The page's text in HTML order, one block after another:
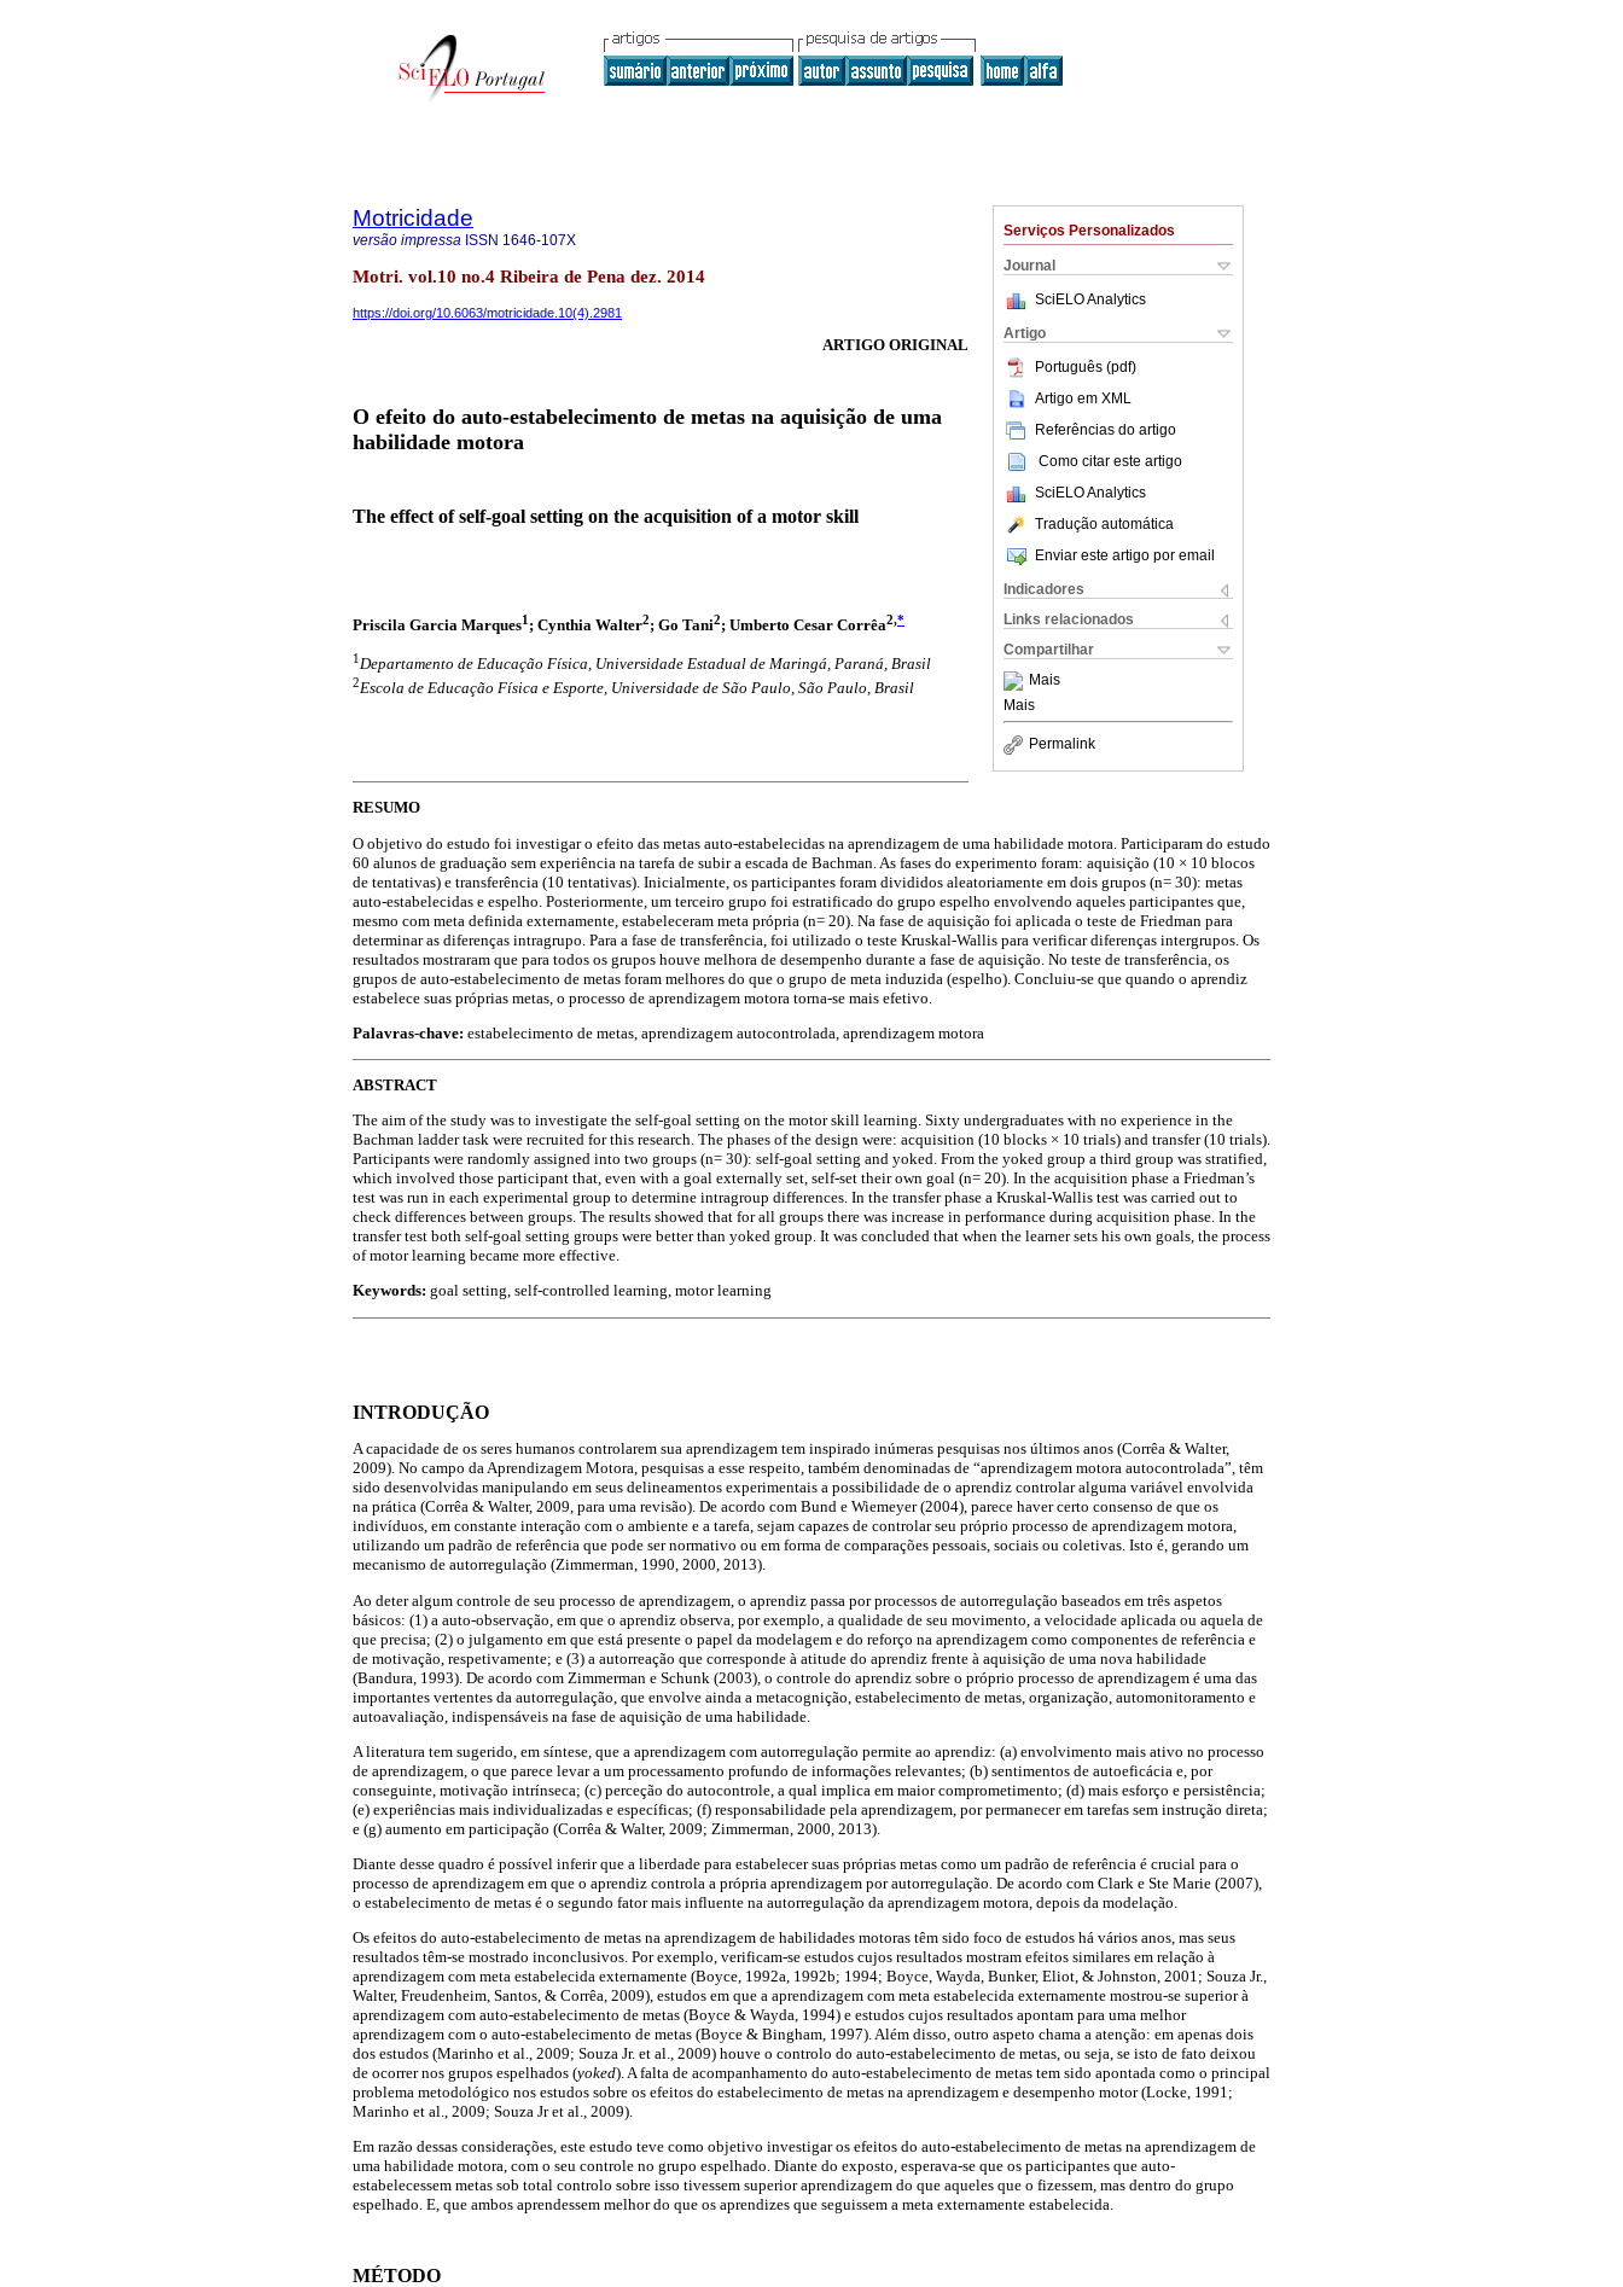
Serviços Personalizados
Journal
SciELO Analytics
Artigo
Português (pdf)
Artigo em XML
Referências do artigo
Como citar este artigo
SciELO Analytics
Tradução automática
Enviar este artigo por email
Indicadores
Links relacionados
Compartilhar
Mais
Mais
Permalink
Motricidade
versão impressa ISSN 1646-107X
Motri. vol.10 no.4 Ribeira de Pena dez. 2014
https://doi.org/10.6063/motricidade.10(4).2981
ARTIGO ORIGINAL
O efeito do auto-estabelecimento de metas na aquisição de uma
habilidade motora
The effect of self-goal setting on the acquisition of a motor skill
Priscila Garcia Marques1 ; Cynthia Walter2; Go Tani2; Umberto Cesar Corrêa2,*
1Departamento de Educação Física, Universidade Estadual de Maringá, Paraná, Brasil
2Escola de Educação Física e Esporte, Universidade de São Paulo, São Paulo, Brasil
RESUMO
O objetivo do estudo foi investigar o efeito das metas auto-estabelecidas na aprendizagem de uma habilidade motora. Participaram do estudo
60 alunos de graduação sem experiência na tarefa de subir a escada de Bachman. As fases do experimento foram: aquisição (10 × 10 blocos
de tentativas) e transferência (10 tentativas). Inicialmente, os participantes foram divididos aleatoriamente em dois grupos (n= 30): metas
auto-estabelecidas e espelho. Posteriormente, um terceiro grupo foi estratificado do grupo espelho envolvendo aqueles participantes que,
mesmo com meta definida externamente, estabeleceram meta própria (n= 20). Na fase de aquisição foi aplicada o teste de Friedman para
determinar as diferenças intragrupo. Para a fase de transferência, foi utilizado o teste Kruskal-Wallis para verificar diferenças intergrupos. Os
resultados mostraram que para todos os grupos houve melhora de desempenho durante a fase de aquisição. No teste de transferência, os
grupos de auto-estabelecimento de metas foram melhores do que o grupo de meta induzida (espelho). Concluiu-se que quando o aprendiz
estabelece suas próprias metas, o processo de aprendizagem motora torna-se mais efetivo.
Palavras-chave: estabelecimento de metas, aprendizagem autocontrolada, aprendizagem motora
ABSTRACT
The aim of the study was to investigate the self-goal setting on the motor skill learning. Sixty undergraduates with no experience in the
Bachman ladder task were recruited for this research. The phases of the design were: acquisition (10 blocks × 10 trials) and transfer (10 trials).
Participants were randomly assigned into two groups (n= 30): self-goal setting and yoked. From the yoked group a third group was stratified,
which involved those participant that, even with a goal externally set, self-set their own goal (n= 20). In the acquisition phase a Friedman’s
test was run in each experimental group to determine intragroup differences. In the transfer phase a Kruskal-Wallis test was carried out to
check differences between groups. The results showed that for all groups there was increase in performance during acquisition phase. In the
transfer test both self-goal setting groups were better than yoked group. It was concluded that when the learner sets his own goals, the process
of motor learning became more effective.
Keywords: goal setting, self-controlled learning, motor learning
INTRODUÇÃO
A capacidade de os seres humanos controlarem sua aprendizagem tem inspirado inúmeras pesquisas nos últimos anos (Corrêa & Walter,
2009). No campo da Aprendizagem Motora, pesquisas a esse respeito, também denominadas de “aprendizagem motora autocontrolada”, têm
sido desenvolvidas manipulando em seus delineamentos experimentais a possibilidade de o aprendiz controlar alguma variável envolvida
na prática (Corrêa & Walter, 2009, para uma revisão). De acordo com Bund e Wiemeyer (2004), parece haver certo consenso de que os
indivíduos, em constante interação com o ambiente e a tarefa, sejam capazes de controlar seu próprio processo de aprendizagem motora,
utilizando um padrão de referência que pode ser normativo ou em forma de comparações pessoais, sociais ou coletivas. Isto é, gerando um
mecanismo de autorregulação (Zimmerman, 1990, 2000, 2013).
Ao deter algum controle de seu processo de aprendizagem, o aprendiz passa por processos de autorregulação baseados em três aspetos
básicos: (1) a auto-observação, em que o aprendiz observa, por exemplo, a qualidade de seu movimento, a velocidade aplicada ou aquela de
que precisa; (2) o julgamento em que está presente o papel da modelagem e do reforço na aprendizagem como componentes de referência e
de motivação, respetivamente; e (3) a autorreação que corresponde à atitude do aprendiz frente à aquisição de uma nova habilidade
(Bandura, 1993). De acordo com Zimmerman e Schunk (2003), o controle do aprendiz sobre o próprio processo de aprendizagem é uma das
importantes vertentes da autorregulação, que envolve ainda a metacognição, estabelecimento de metas, organização, automonitoramento e
autoavaliação, indispensáveis na fase de aquisição de uma habilidade.
A literatura tem sugerido, em síntese, que a aprendizagem com autorregulação permite ao aprendiz: (a) envolvimento mais ativo no processo
de aprendizagem, o que parece levar a um processamento profundo de informações relevantes; (b) sentimentos de autoeficácia e, por
conseguinte, motivação intrínseca; (c) perceção do autocontrole, a qual implica em maior comprometimento; (d) mais esforço e persistência;
(e) experiências mais individualizadas e específicas; (f) responsabilidade pela aprendizagem, por permanecer em tarefas sem instrução direta;
e (g) aumento em participação (Corrêa & Walter, 2009; Zimmerman, 2000, 2013).
Diante desse quadro é possível inferir que a liberdade para estabelecer suas próprias metas como um padrão de referência é crucial para o
processo de aprendizagem em que o aprendiz controla a própria aprendizagem por autorregulação. De acordo com Clark e Ste Marie (2007),
o estabelecimento de metas é o segundo fator mais influente na autorregulação da aprendizagem motora, depois da modelação.
Os efeitos do auto-estabelecimento de metas na aprendizagem de habilidades motoras têm sido foco de estudos há vários anos, mas seus
resultados têm-se mostrado inconclusivos. Por exemplo, verificam-se estudos cujos resultados mostram efeitos similares em relação à
aprendizagem com meta estabelecida externamente (Boyce, 1992a, 1992b; 1994; Boyce, Wayda, Bunker, Eliot, & Johnston, 2001; Souza Jr.,
Walter, Freudenheim, Santos, & Corrêa, 2009), estudos em que a aprendizagem com meta estabelecida externamente mostrou-se superior à
aprendizagem com auto-estabelecimento de metas (Boyce & Wayda, 1994) e estudos cujos resultados apontam para uma melhor
aprendizagem com o auto-estabelecimento de metas (Boyce & Bingham, 1997). Além disso, outro aspeto chama a atenção: em apenas dois
dos estudos (Marinho et al., 2009; Souza Jr. et al., 2009) houve o controlo do auto-estabelecimento de metas, ou seja, se isto de fato deixou
de ocorrer nos grupos espelhados (yoked). A falta de acompanhamento do auto-estabelecimento de metas tem sido apontada como o principal
problema metodológico nos estudos sobre os efeitos do estabelecimento de metas na aprendizagem e desempenho motor (Locke, 1991;
Marinho et al., 2009; Souza Jr et al., 2009).
Em razão dessas considerações, este estudo teve como objetivo investigar os efeitos do auto-estabelecimento de metas na aprendizagem de
uma habilidade motora, com o seu controle no grupo espelhado. Diante do exposto, esperava-se que os participantes que auto-
estabelecessem metas sob total controlo sobre isso tivessem superior aprendizagem do que aqueles que o fizessem, mas dentro do grupo
espelhado. E, que ambos aprendessem melhor do que os aprendizes que seguissem a meta externamente estabelecida.
MÉTODO